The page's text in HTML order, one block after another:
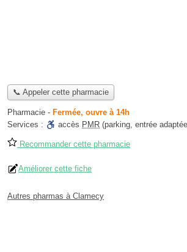
📞 Appeler cette pharmacie
Pharmacie - Fermée, ouvre à 14h
Services :
accès PMR (parking, entrée
Recommander cette pharmacie
Améliorer cette fiche
Autres pharmas à Clamecy